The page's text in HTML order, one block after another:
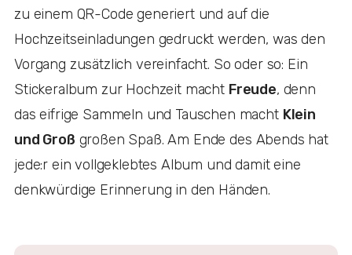
zu einem QR-Code generiert und auf die
Hochzeitseinladungen gedruckt werden, was den
Vorgang zusätzlich vereinfacht. So oder so: Ein
Stickeralbum zur Hochzeit macht Freude, denn
das eifrige Sammeln und Tauschen macht Klein
und Groß großen Spaß. Am Ende des Abends hat
jede:r ein vollgeklebtes Album und damit eine
denkwürdige Erinnerung in den Händen.